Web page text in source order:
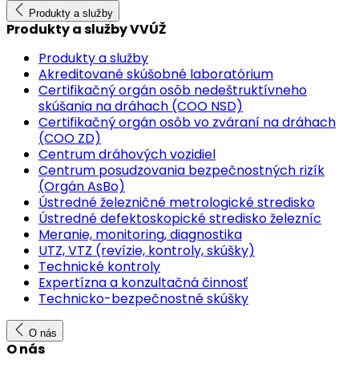
Produkty a služby
Produkty a služby VVÚŽ
Produkty a služby
Akreditované skúšobné laboratórium
Certifikačný orgán osôb nedeštruktívneho
skúšania na dráhach (COO NSD)
Certifikačný orgán osôb vo zváraní na dráhach
(COO ZD)
Centrum dráhových vozidiel
Centrum posudzovania bezpečnostných rizík
(Orgán AsBo)
Ústredné železničné metrologické stredisko
Ústredné defektoskopické stredisko železníc
Meranie, monitoring, diagnostika
UTZ, VTZ (revízie, kontroly, skúšky)
Technické kontroly
Expertízna a konzultačná činnosť
Technicko-bezpečnostné skúšky
O nás
O nás